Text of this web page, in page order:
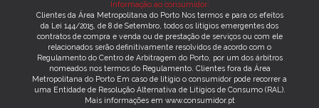
Informação ao consumidor:
Clientes da Área Metropolitana do Porto Nos termos e para os efeitos
da Lei 144/2015, de 8 de Setembro, todos os litígios emergentes dos
contratos de compra e venda ou de prestação de serviços ou com ele
relacionados serão definitivamente resolvidos de acordo com o
Regulamento do Centro de Arbitragem do Porto, por um dos árbitros
nomeados nos termos do Regulamento. Clientes fora da Área
Metropolitana do Porto Em caso de litígio o consumidor pode recorrer a
uma Entidade de Resolução Alternativa de Litígios de Consumo (RAL).
Mais informações em www.consumidor.pt